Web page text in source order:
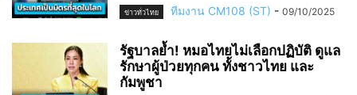
ข่าวทั่วไทย ทีมงาน CM108 (ST) - 09/10/2025
รัฐบาลย้ำ! หมอไทยไม่เลือกปฏิบัติ ดูแล
รักษาผู้ป่วยทุกคน ทั้งชาวไทย และ
กัมพูชา